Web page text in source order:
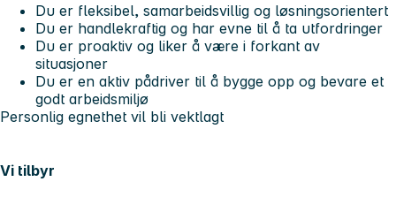
Du er fleksibel, samarbeidsvillig og løsningsorientert
Du er handlekraftig og har evne til å ta utfordringer
Du er proaktiv og liker å være i forkant av
situasjoner
Du er en aktiv pådriver til å bygge opp og bevare et
godt arbeidsmiljø
Personlig egnethet vil bli vektlagt
Vi tilbyr